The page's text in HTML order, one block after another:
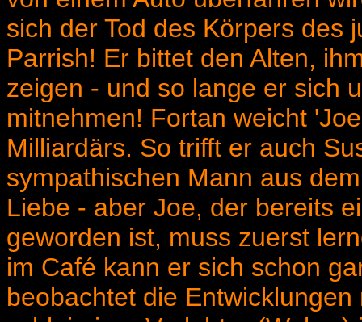
sich der Tod des Körpers des
Parrish! Er bittet den Alten,
zeigen - und so lange er sich
mitnehmen! Fortan weicht
Milliardärs. So trifft er auch
sympathischen Mann aus
Liebe - aber Joe, der bereits
geworden ist, muss zuerst
im Café kann er sich schon
beobachtet die